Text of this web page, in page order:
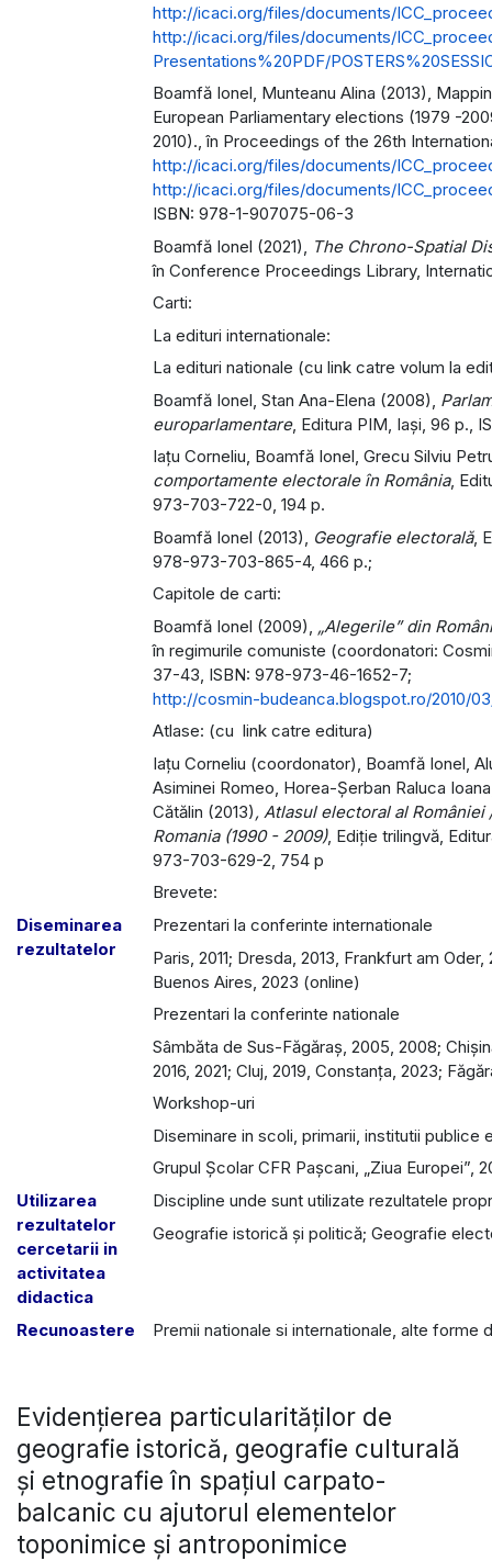
http://icaci.org/files/documents/
http://icaci.org/files/documents/
Presentations%20PDF/
Boamfă Ionel, Munteanu Alina (2013),
European Parliamentary elections (1979 -
2010)., în Proceedings of the 26th
http://icaci.org/files/documents/
http://icaci.org/files/documents/
ISBN: 978-1-907075-06-3
Boamfă Ionel (2021),
The Chrono-Spatial
în Conference Proceedings Library,
Carti:
La edituri internationale:
La edituri nationale (cu link catre volum la
Boamfă Ionel, Stan Ana-Elena (2008),
europarlamentare, Editura PIM, Iaşi, 96 p.,
Iaţu Corneliu, Boamfă Ionel, Grecu Silviu
comportamente electorale în România,
973-703-722-0, 194 p.
Boamfă Ionel (2013),
Geografie electorală,
978-973-703-865-4, 466 p.;
Capitole de carti:
Boamfă Ionel (2009), „Alegerile” din
în regimurile comuniste (coordonatori:
37-43, ISBN: 978-973-46-1652-7;
http://cosmin-budeanca.blogspot.ro/2010/
Atlase: (cu link catre editura)
Iațu Corneliu (coordonator), Boamfă Ionel,
Asiminei Romeo, Horea-Șerban Raluca
Cătălin (2013) , Atlasul electoral al
Romania (1990 - 2009), Ediție trilingvă,
973-703-629-2, 754 p
Brevete:
Diseminarea
rezultatelor
Prezentari la conferinte internationale
Paris, 2011; Dresda, 2013, Frankfurt am
Buenos Aires, 2023 (online)
Prezentari la conferinte nationale
Sâmbăta de Sus-Făgăraș, 2005, 2008;
2016, 2021; Cluj, 2019, Constanța, 2023;
Workshop-uri
Diseminare in scoli, primarii, institutii publice
Grupul Școlar CFR Pașcani, „Ziua Europei”,
Utilizarea
rezultatelor
cercetarii in
activitatea
didactica
Discipline unde sunt utilizate rezultatele
Geografie istorică și politică; Geografie
Recunoastere Premii nationale si internationale, alte forme
Evidenţierea particularităţilor de
geografie istorică, geografie culturală
şi etnografie în spaţiul carpato-
balcanic cu ajutorul elementelor
toponimice şi antroponimice